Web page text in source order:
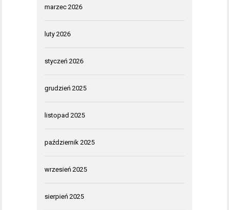
marzec 2026
luty 2026
styczeń 2026
grudzień 2025
listopad 2025
październik 2025
wrzesień 2025
sierpień 2025